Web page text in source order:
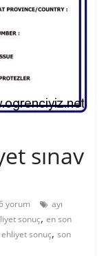
sınav
yorum
ayı
sonuç,en son
sonuç,son